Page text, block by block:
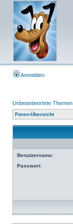
Anmelden
Unbeantwortete Themen
Foren-Übersicht
Benutzername:
Passwort: